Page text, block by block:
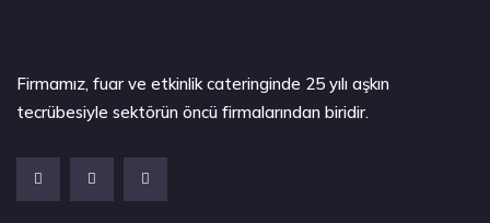
Firmamız, fuar ve etkinlik cateringinde 25 yılı aşkın
tecrübesiyle sektörün öncü firmalarından biridir.